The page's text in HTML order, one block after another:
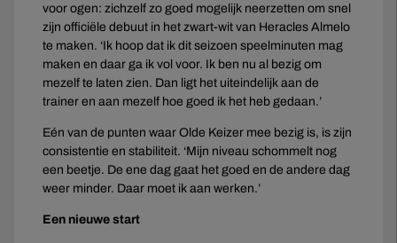
voor ogen: zichzelf zo goed mogelijk neerzetten om snel
zijn officiële debuut in het zwart-wit van Heracles Almelo
te maken. ‘Ik hoop dat ik dit seizoen speelminuten mag
maken en daar ga ik vol voor. Ik ben nu al bezig om
mezelf te laten zien. Dan ligt het uiteindelijk aan de
trainer en aan mezelf hoe goed ik het heb gedaan.’
Eén van de punten waar Olde Keizer mee bezig is, is zijn
consistentie en stabiliteit. ‘Mijn niveau schommelt nog
een beetje. De ene dag gaat het goed en de andere dag
weer minder. Daar moet ik aan werken.’
Een nieuwe start